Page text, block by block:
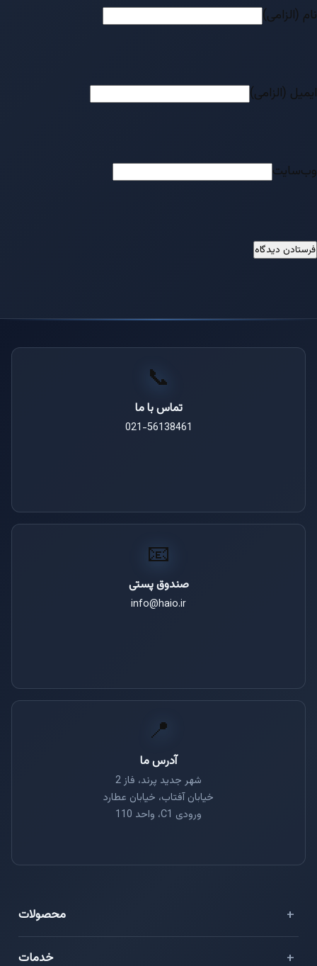
نام (الزامی)
ایمیل (الزامی)
وب‌سایت
📞
تماس با ما
021-56138461
📧
صندوق پستی
info@haio.ir
📍
آدرس ما
شهر جدید پرند، فاز 2
خیابان آفتاب، خیابان عطارد
ورودی C1، واحد 110
محصولات
خدمات